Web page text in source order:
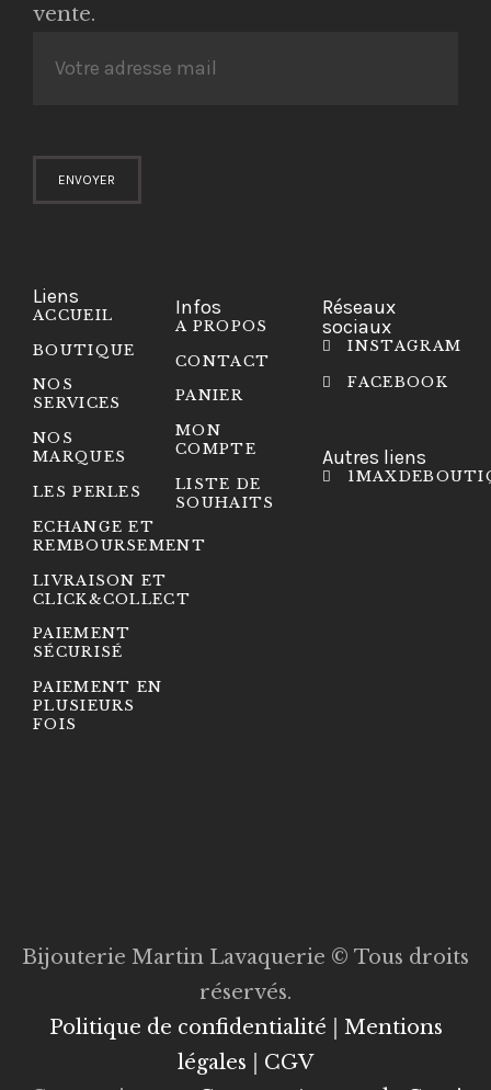
vente.
Liens
ACCUEIL
BOUTIQUE
NOS
SERVICES
NOS
MARQUES
LES PERLES
ECHANGE ET
REMBOURSEMENT
LIVRAISON ET
CLICK&COLLECT
PAIEMENT
SÉCURISÉ
PAIEMENT EN
PLUSIEURS
FOIS
Infos
A PROPOS
CONTACT
PANIER
MON
COMPTE
LISTE DE
SOUHAITS
Réseaux
sociaux
INSTAGRAM
FACEBOOK
Autres liens
Bijouterie Martin Lavaquerie © Tous droits
réservés.
Politique de confidentialité
Mentions
légales
CGV